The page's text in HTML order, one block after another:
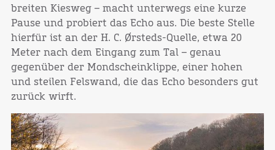
breiten Kiesweg – macht unterwegs eine kurze
Pause und probiert das Echo aus. Die beste Stelle
hierfür ist an der H. C. Ørsteds-Quelle, etwa 20
Meter nach dem Eingang zum Tal – genau
gegenüber der Mondscheinklippe, einer hohen
und steilen Felswand, die das Echo besonders gut
zurück wirft.